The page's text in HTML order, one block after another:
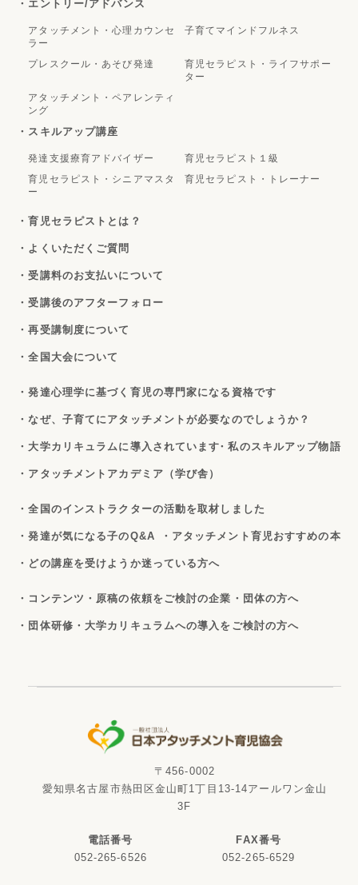
・エントリー/アドバンス
アタッチメント・心理カウンセ
ラー
子育てマインドフルネス
プレスクール・あそび発達
育児セラピスト・ライフサポー
ター
アタッチメント・ペアレンティ
ング
・スキルアップ講座
発達支援療育アドバイザー
育児セラピスト１級
育児セラピスト・シニアマスタ
ー
育児セラピスト・トレーナー
・育児セラピストとは？
・よくいただくご質問
・受講料のお支払いについて
・受講後のアフターフォロー
・再受講制度について
・全国大会について
・発達心理学に基づく育児の専門家になる資格です
・なぜ、子育てにアタッチメントが必要なのでしょうか？
・大学カリキュラムに導入されています・私のスキルアップ物語
・アタッチメントアカデミア（学び舎）
・全国のインストラクターの活動を取材しました
・発達が気になる子のQ&A ・アタッチメント育児おすすめの本
・どの講座を受けようか迷っている方へ
・コンテンツ・原稿の依頼をご検討の企業・団体の方へ
・団体研修・大学カリキュラムへの導入をご検討の方へ
〒456-0002
愛知県名古屋市熱田区金山町1丁目13-14アールワン金山
3F
電話番号
052-265-6526
FAX番号
052-265-6529